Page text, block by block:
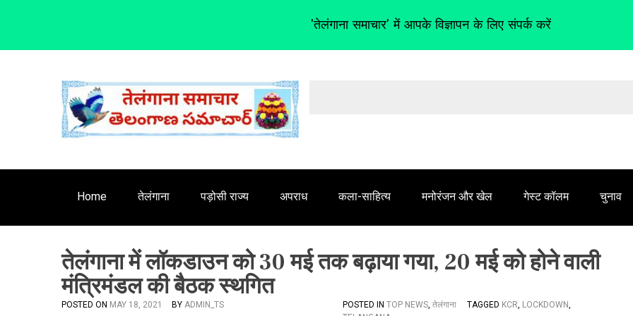
e
Home तेलंगाना पड़ोसी राज्य अपराध कला-साहित्य मनोरंजन और खेल गेस्ट कॉलम चुनाव
तेलंगाना में लॉकडाउन को 30 मई तक बढ़ाया गया, 20 मई को होने वाली
मंत्रिमंडल की बैठक स्थगित
POSTED ON MAY 18, 2021 BY ADMIN_TS POSTED IN TOP NEWS, तेलंगाना TAGGED KCR, LOCKDOWN,
'तेलंगाना समाचार' में आपके विज्ञापन के लिए संपर्क करें